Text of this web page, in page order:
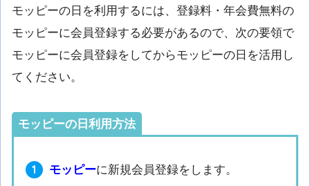
モッピーの日を利用するには、登録料・年会費無料の
モッピーに会員登録する必要があるので、次の要領で
モッピーに会員登録をしてからモッピーの日を活用し
てください。
モッピーの日利用方法
モッピーに新規会員登録をします。